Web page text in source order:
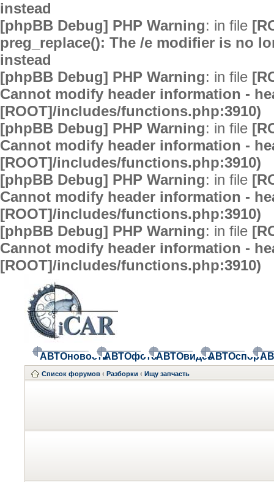
instead
[phpBB Debug] PHP Warning: in file
preg_replace(): The /e modifier is no
instead
[phpBB Debug] PHP Warning: in file
Cannot modify header information -
[ROOT]/includes/functions.php:3910)
[phpBB Debug] PHP Warning: in file
Cannot modify header information -
[ROOT]/includes/functions.php:3910)
[phpBB Debug] PHP Warning: in file
Cannot modify header information -
[ROOT]/includes/functions.php:3910)
[phpBB Debug] PHP Warning: in file
Cannot modify header information -
[ROOT]/includes/functions.php:3910)
АВТОновостиАВТОфотоАВТОвидеоАВТОспорт
Список форумов ‹ Разборки ‹ Ищу запчасть